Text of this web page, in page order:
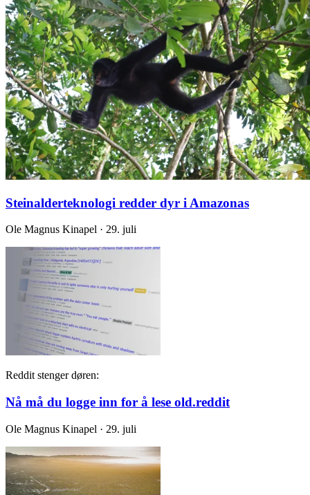
Steinalderteknologi redder dyr i Amazonas
Ole Magnus Kinapel · 29. juli
Reddit stenger døren:
Nå må du logge inn for å lese old.reddit
Ole Magnus Kinapel · 29. juli